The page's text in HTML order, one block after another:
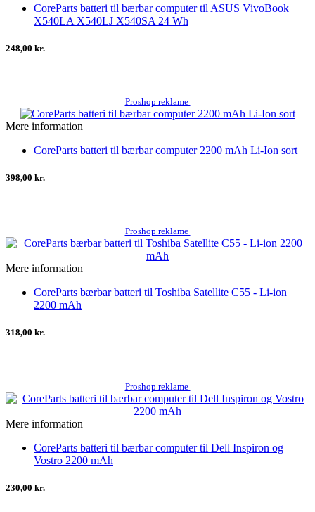
CoreParts batteri til bærbar computer til ASUS VivoBook
X540LA X540LJ X540SA 24 Wh
248,00 kr.
Proshop reklame
Mere information
CoreParts batteri til bærbar computer 2200 mAh Li-Ion sort
398,00 kr.
Proshop reklame
Mere information
CoreParts bærbar batteri til Toshiba Satellite C55 - Li-ion
2200 mAh
318,00 kr.
Proshop reklame
Mere information
CoreParts batteri til bærbar computer til Dell Inspiron og
Vostro 2200 mAh
230,00 kr.